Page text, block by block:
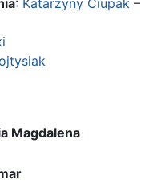
: Katarzyny Ciupak –
Magdalena